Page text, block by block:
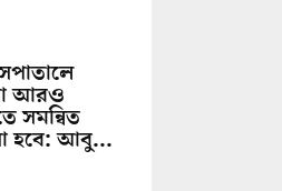
আরও
সমন্বিত
হবে: আবু...